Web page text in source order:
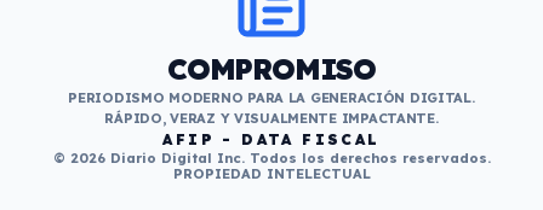
COMPROMISO
PERIODISMO MODERNO PARA LA GENERACIÓN DIGITAL.
RÁPIDO, VERAZ Y VISUALMENTE IMPACTANTE.
AFIP - DATA FISCAL
© 2026 Diario Digital Inc. Todos los derechos reservados.
PROPIEDAD INTELECTUAL